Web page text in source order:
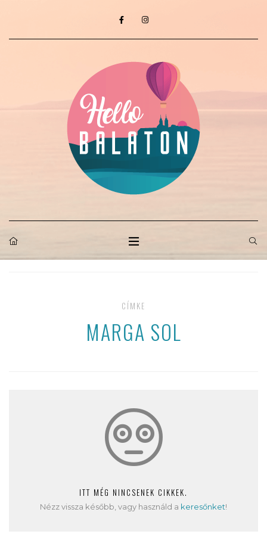
CÍMKE
MARGA SOL
ITT MÉG NINCSENEK CIKKEK.
Nézz vissza később, vagy használd a keresőnket!